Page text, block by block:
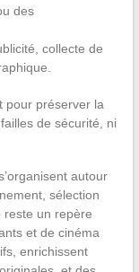
des
collecte de
pour préserver la
de sécurité, ni
autour
sélection
reste un repère
et de cinéma
enrichissent